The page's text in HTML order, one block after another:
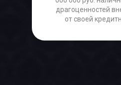
драгоценностей
от своей